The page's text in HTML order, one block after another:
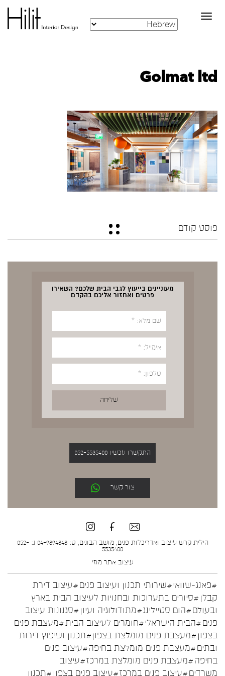
Toggle
navigation
Golmat ltd
פוסט קודם
מעוניינים בייעוץ לגבי הבית שלכם? השאירו
פרטים ואחזור אליכם בהקדם
התקשרו עכשיו 052-5535400
צור קשר
הילית קרש עיצוב ואדריכלות פנים, מושב הבונים, ט: 04-9894848 נ: 052-
5535400
עיצוב אתר מוזי
#פאנג-שוואי#שירותי תכנון ועיצוב פנים#עיצוב דירת
קבלן #סיורים בתערוכות ובחנויות לעיצוב הבית בארץ
ובעולם#הום סטיילינג#מתודולוגיה ועיון #סגנונות עיצוב
פנים#הבית הישראלי#חומרים לעיצוב הבית#מעצבת פנים
בצפון #מעצבת פנים מומלצת בצפון#תכנון ושיפוץ דירות
ובתים#מעצבת פנים מומלצת בחיפה#עיצוב פנים
בחיפה#מעצבת פנים מומלצת במרכז#עיצוב
משרדים#עיצוב פנים במרכז#עיצוב פנים בצפון #תכנון